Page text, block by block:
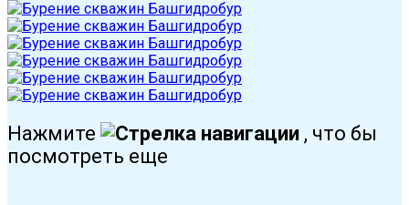
Нажмите
, что бы
посмотреть еще